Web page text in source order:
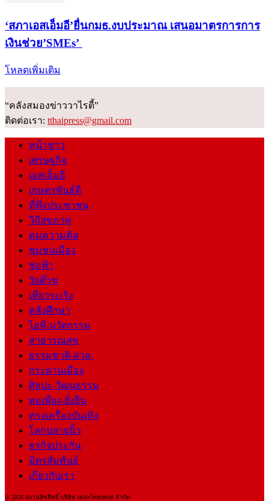
‘สภาเอสเอ็มอี’ยื่นกมธ.งบประมาณ เสนอมาตรการการ
เงินช่วย’SMEs’
โหลดเพิ่มเติม
“คลังสมองข่าววาไรตี้”
ติดต่อเรา: tthaipress@gmail.com
หน้าข่าว
เศรษฐกิจ
เอสเอ็มอี
เกษตรพันธุ์ดี
ที่พึ่งประชาชน
วิถีสุขภาพ
คมความคิด
ชุมชนเมือง
ช่อฟ้า
วัยต๊าช
เที่ยวระเริง
คลังศึกษา
ไอที-นวัตกรรม
สาธารณสุข
ธรรมชาติ-สวล.
กระดานเมือง
ศิลปะ-วัฒนธรรม
พอเพียง-ยั่งยืน
ทรงเครื่องบันเทิง
โลกปลายนิ้ว
ธุรกิจประกัน
มิตรสัมพันธ์
เกี่ยวกับเรา
© 2026 สงวนลิขสิทธิ์ บริษัท เดอะไทยเพรส จำกัด